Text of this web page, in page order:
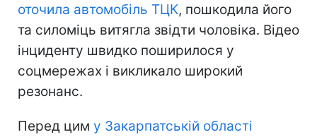
оточила автомобіль ТЦК, пошкодила його
та силоміць витягла звідти чоловіка. Відео
інциденту швидко поширилося у
соцмережах і викликало широкий
резонанс.
Перед цим у Закарпатській області